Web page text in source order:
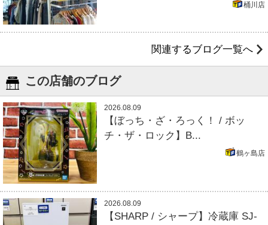
桶川店
関連するブログ一覧へ
この店舗のブログ
2026.08.09
【ぼっち・ざ・ろっく！ / ボッ
チ・ザ・ロック】B...
鶴ヶ島店
2026.08.09
【SHARP / シャープ】冷蔵庫 SJ-